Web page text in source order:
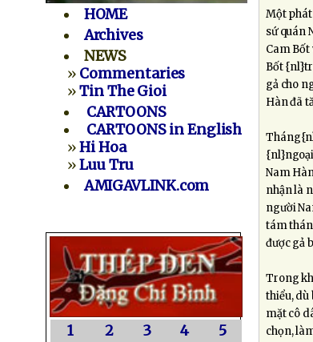
HOME
Archives
NEWS
» Commentaries
»Tin The Gioi
CARTOONS
CARTOONS in English
»Hi Hoa
»Luu Tru
AMIGAVLINK.com
1 2 3 4
5
Một
sứ quán
Cam
Bốt
gả cho
Hàn đã
Nam
nhận là
người
tám
được gả
Trong
thiểu, dù
mặt cô
chọn,